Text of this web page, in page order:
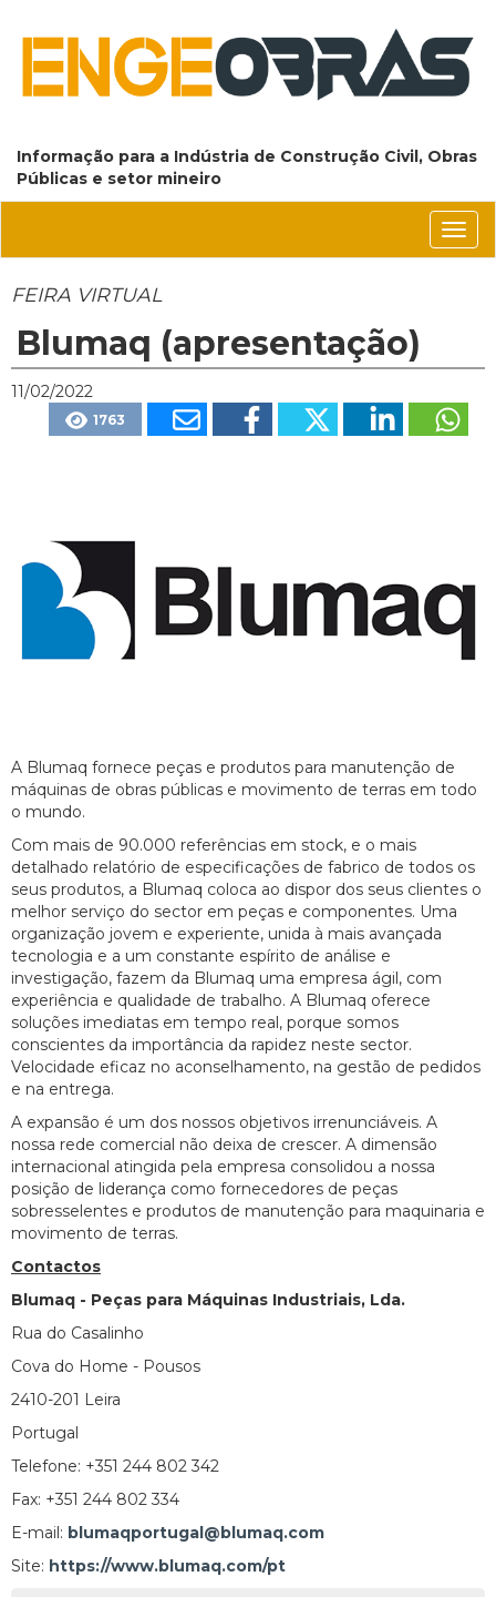
Informação para a Indústria de Construção Civil, Obras
Públicas e setor mineiro
FEIRA VIRTUAL
Blumaq (apresentação)
11/02/2022
1763
A Blumaq fornece peças e produtos para manutenção de
máquinas de obras públicas e movimento de terras em todo
o mundo.
Com mais de 90.000 referências em stock, e o mais
detalhado relatório de especificações de fabrico de todos os
seus produtos, a Blumaq coloca ao dispor dos seus clientes o
melhor serviço do sector em peças e componentes. Uma
organização jovem e experiente, unida à mais avançada
tecnologia e a um constante espírito de análise e
investigação, fazem da Blumaq uma empresa ágil, com
experiência e qualidade de trabalho. A Blumaq oferece
soluções imediatas em tempo real, porque somos
conscientes da importância da rapidez neste sector.
Velocidade eficaz no aconselhamento, na gestão de pedidos
e na entrega.
A expansão é um dos nossos objetivos irrenunciáveis. A
nossa rede comercial não deixa de crescer. A dimensão
internacional atingida pela empresa consolidou a nossa
posição de liderança como fornecedores de peças
sobresselentes e produtos de manutenção para maquinaria e
movimento de terras.
Contactos
Blumaq - Peças para Máquinas Industriais, Lda.
Rua do Casalinho
Cova do Home - Pousos
2410-201 Leira
Portugal
Telefone: +351 244 802 342
Fax: +351 244 802 334
E-mail: blumaqportugal@blumaq.com
Site: https://www.blumaq.com/pt